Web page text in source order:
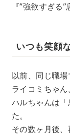
『”強欲すぎる
いつも笑顔
以前、同じ職
ライコミちゃん
ハルちゃんは
た。
その数ヶ月後